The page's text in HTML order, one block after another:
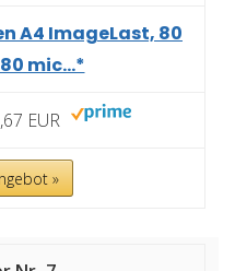
A4 ImageLast, 80
mic...*
EUR
»